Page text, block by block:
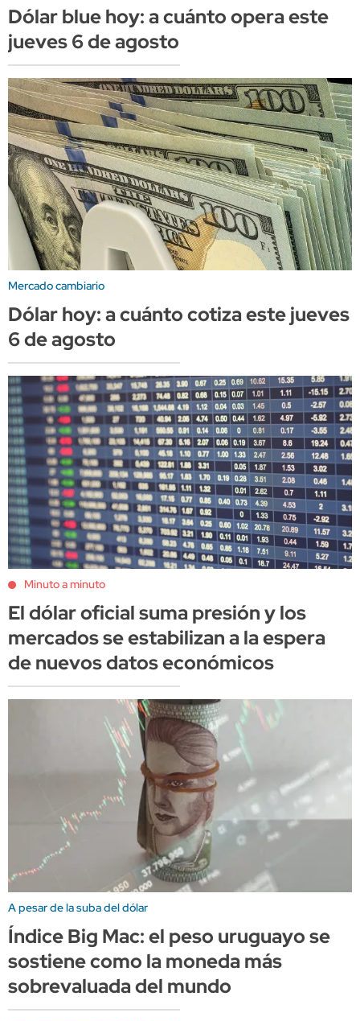
Dólar blue hoy: a cuánto opera este
jueves 6 de agosto
Mercado cambiario
Dólar hoy: a cuánto cotiza este jueves
6 de agosto
Minuto a minuto
El dólar oficial suma presión y los
mercados se estabilizan a la espera
de nuevos datos económicos
A pesar de la suba del dólar
Índice Big Mac: el peso uruguayo se
sostiene como la moneda más
sobrevaluada del mundo